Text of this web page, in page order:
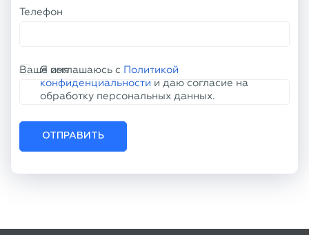
КОНТАКТНАЯ ИНФОРМАЦИЯ